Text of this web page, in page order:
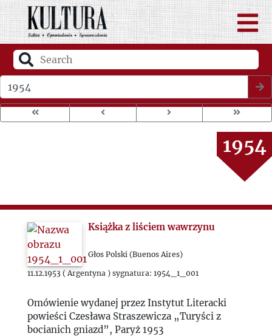
1950
1951
1952
1953
1954
1955
1956
1959
Książka z liściem wawrzynu
Głos Polski (Buenos Aires)
11.12.1953 ( Argentyna ) sygnatura: 1954_1_001
Omówienie wydanej przez Instytut Literacki
powieści Czesława Straszewicza „Turyści z
bocianich gniazd”, Paryż 1953